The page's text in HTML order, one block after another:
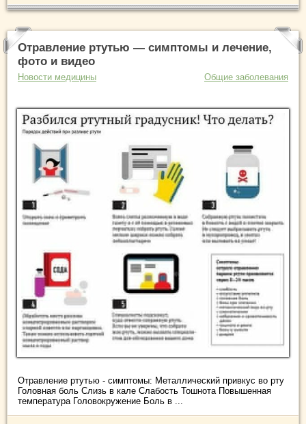
Отравление ртутью — симптомы и лечение,
фото и видео
Новости медицины Общие заболевания
Отравление ртутью - симптомы: Металлический привкус во рту
Головная боль Слизь в кале Слабость Тошнота Повышенная
температура Головокружение Боль в ...